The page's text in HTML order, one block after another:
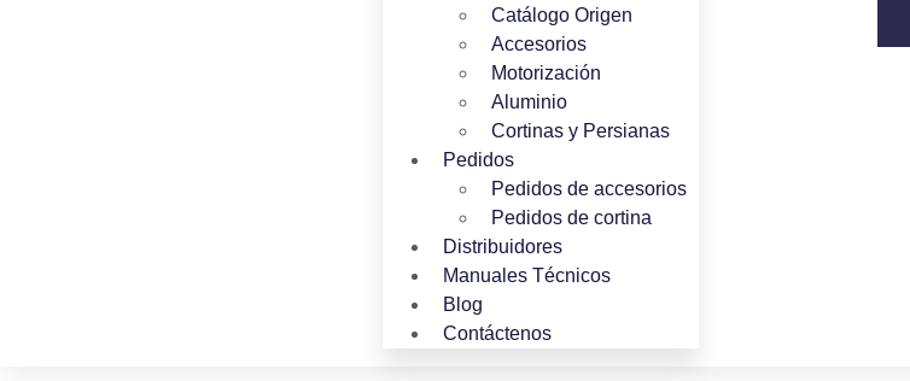
Catálogo Origen
Accesorios
Motorización
Aluminio
Cortinas y Persianas
Pedidos
Pedidos de accesorios
Pedidos de cortina
Distribuidores
Manuales Técnicos
Blog
Contáctenos